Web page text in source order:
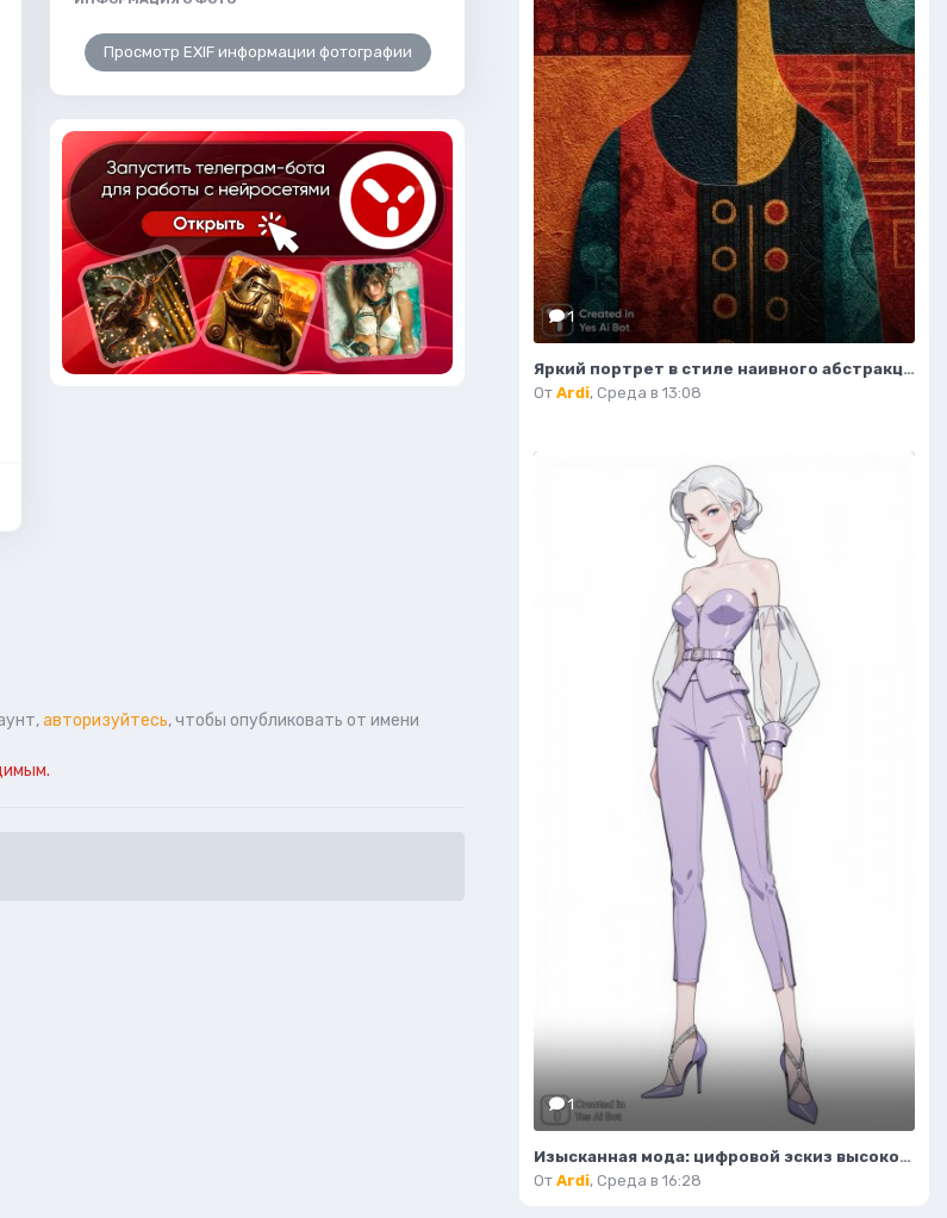
Просмотр EXIF информации фотографии
авторизуйтесь, чтобы опубликовать от имени
1
Яркий портрет в стиле наивного абстракционизма и африканского модернизма. Картинка из нейросети Midjourney
От Ardi, Среда в 13:08
1
Изысканная мода: цифровой эскиз высокой детализации и безупречного стиля. Картинка из нейронной сети Flux
От Ardi, Среда в 16:28